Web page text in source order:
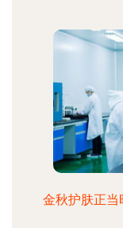
金秋护肤正当